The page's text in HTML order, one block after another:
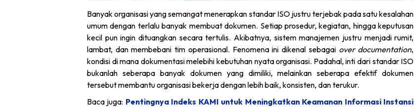
Banyak organisasi yang semangat menerapkan standar ISO justru terjebak pada satu kesalahan
umum dengan terlalu banyak membuat dokumen. Setiap prosedur, kegiatan, hingga keputusan
kecil pun ingin dituangkan secara tertulis. Akibatnya, sistem manajemen justru menjadi rumit,
lambat, dan membebani tim operasional. Fenomena ini dikenal sebagai over documentation,
kondisi di mana dokumentasi melebihi kebutuhan nyata organisasi. Padahal, inti dari standar ISO
bukanlah seberapa banyak dokumen yang dimiliki, melainkan seberapa efektif dokumen
tersebut membantu organisasi bekerja dengan lebih baik, konsisten, dan terukur.
Baca juga: Pentingnya Indeks KAMI untuk Meningkatkan Keamanan Informasi Instansi